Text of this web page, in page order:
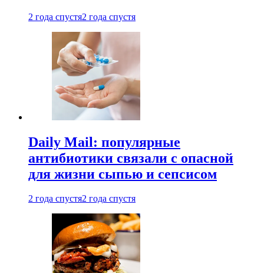
2 года спустя2 года спустя
Daily Mail: популярные
антибиотики связали с опасной
для жизни сыпью и сепсисом
2 года спустя2 года спустя